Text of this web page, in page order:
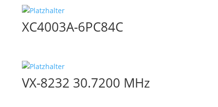
XC4003A-6PC84C
VX-8232 30.7200 MHz